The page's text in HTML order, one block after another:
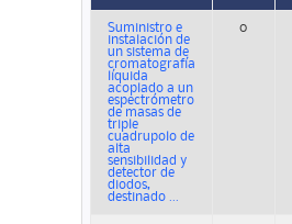
Suministro e
instalación de
un sistema de
cromatografía
líquida
acoplado a un
espectrómetro
de masas de
triple
cuadrupolo de
alta
sensibilidad y
detector de
diodos,
destinado ...
0